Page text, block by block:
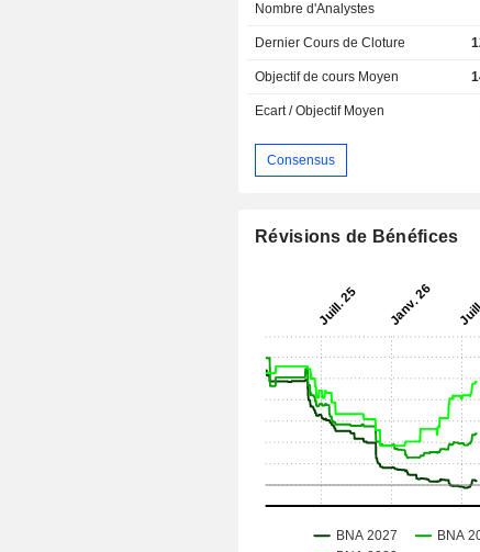
Nombre d'Analystes
Dernier Cours de Cloture
Objectif de cours Moyen
Ecart / Objectif Moyen
Consensus
Révisions de Bénéfices